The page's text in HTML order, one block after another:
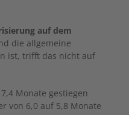
auf dem
die allgemeine
ist, trifft das nicht auf
Monate gestiegen
von 6,0 auf 5,8 Monate